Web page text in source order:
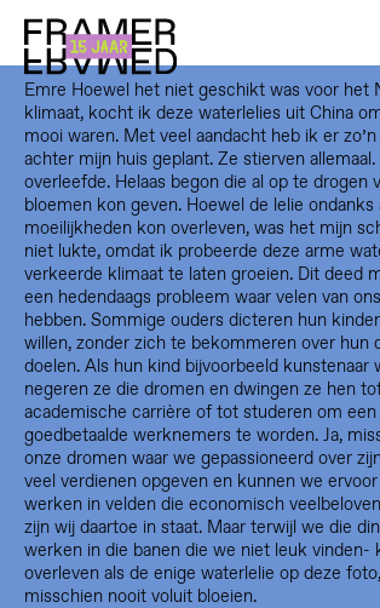
Emre Hoewel het niet geschikt was voor het
klimaat, kocht ik deze waterlelies uit China
mooi waren. Met veel aandacht heb ik er
achter mijn huis geplant. Ze stierven
overleefde. Helaas begon die al op te drogen
bloemen kon geven. Hoewel de lelie ondanks
moeilijkheden kon overleven, was het mijn
niet lukte, omdat ik probeerde deze arme
verkeerde klimaat te laten groeien. Dit deed
een hedendaags probleem waar velen van
hebben. Sommige ouders dicteren hun
willen, zonder zich te bekommeren over hun
doelen. Als hun kind bijvoorbeeld kunstenaar
negeren ze die dromen en dwingen ze hen
academische carrière of tot studeren om een
goedbetaalde werknemers te worden. Ja,
onze dromen waar we gepassioneerd over
veel verdienen opgeven en kunnen we
werken in velden die economisch
zijn wij daartoe in staat. Maar terwijl we die
werken in die banen die we niet leuk vinden-
overleven als de enige waterlelie op deze
misschien nooit voluit bloeien.